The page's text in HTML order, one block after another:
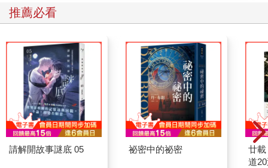
推薦必看
請解開故事謎底 05 祕密中的祕密
廿
道